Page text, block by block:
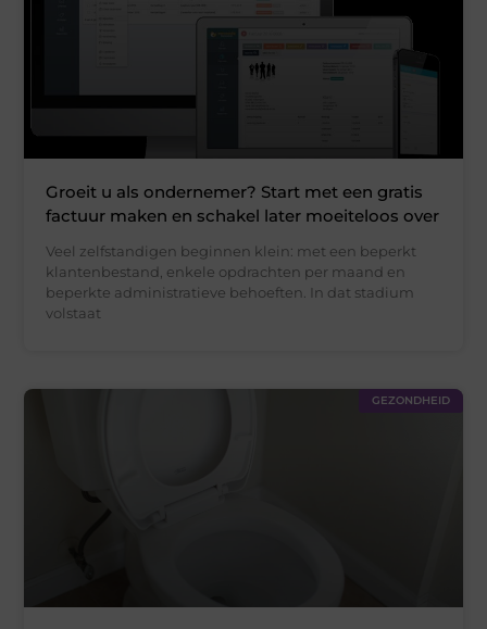
Groeit u als ondernemer? Start met een gratis
factuur maken en schakel later moeiteloos over
Veel zelfstandigen beginnen klein: met een beperkt
klantenbestand, enkele opdrachten per maand en
beperkte administratieve behoeften. In dat stadium
volstaat
GEZONDHEID